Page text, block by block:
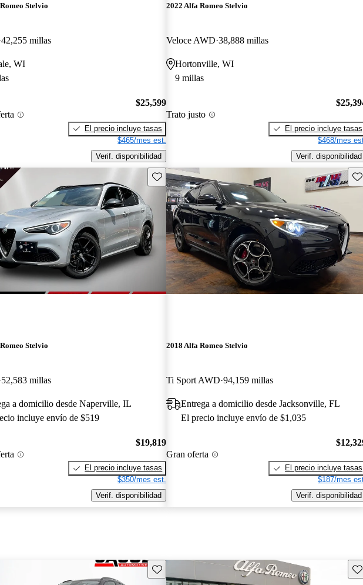
Stelvio
42,255 millas
WI
$25,599
El precio incluye tasas
$465/mes est.
Verif. disponibilidad
2022 Alfa Romeo Stelvio
Veloce AWD 38,888 millas
Hortonville, WI
9 millas
Trato justo
El precio incluye tasas
$468/mes
Verif. disponibilidad
Guarda este Aviso
Stelvio
52,583 millas
a domicilio desde Naperville, IL
incluye envío de $519
$19,819
El precio incluye tasas
$350/mes est.
Verif. disponibilidad
2018 Alfa Romeo Stelvio
Ti Sport AWD 94,159 millas
Entrega a domicilio desde Jacksonville, FL
El precio incluye envío de $1,035
Gran oferta
El precio incluye tasas
$187/mes
Verif. disponibilidad
Guarda este Aviso